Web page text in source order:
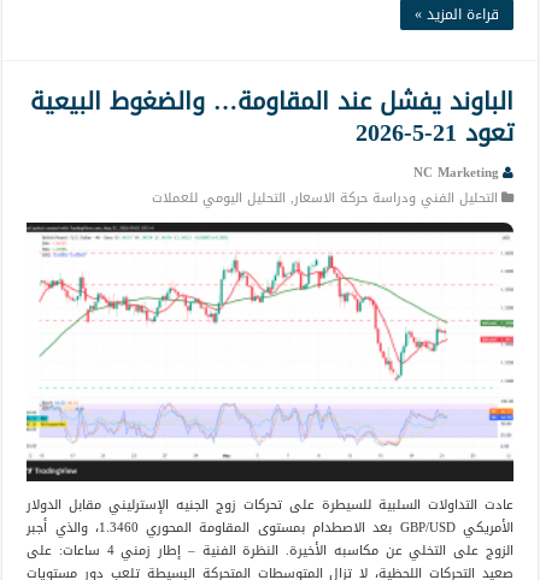
قراءة المزيد »
الباوند يفشل عند المقاومة… والضغوط البيعية
تعود 21-5-2026
NC Marketing
التحليل الفني ودراسة حركة الاسعار, التحليل اليومي للعملات
عادت التداولات السلبية للسيطرة على تحركات زوج الجنيه الإسترليني مقابل الدولار
الأمريكي GBP/USD بعد الاصطدام بمستوى المقاومة المحوري 1.3460، والذي أجبر
الزوج على التخلي عن مكاسبه الأخيرة. النظرة الفنية – إطار زمني 4 ساعات: على
صعيد التحركات اللحظية، لا تزال المتوسطات المتحركة البسيطة تلعب دور مستويات